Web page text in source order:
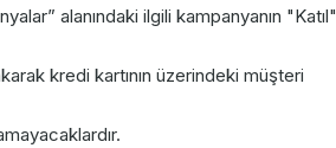
alanındaki ilgili kampanyanın "Katıl"
kredi kartının üzerindeki müşteri